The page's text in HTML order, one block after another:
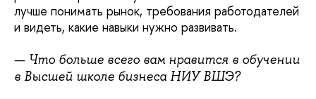
лучше понимать рынок, требования работодателей
и видеть, какие навыки нужно развивать.
— Что больше всего вам нравится в обучении
в Высшей школе бизнеса НИУ ВШЭ?